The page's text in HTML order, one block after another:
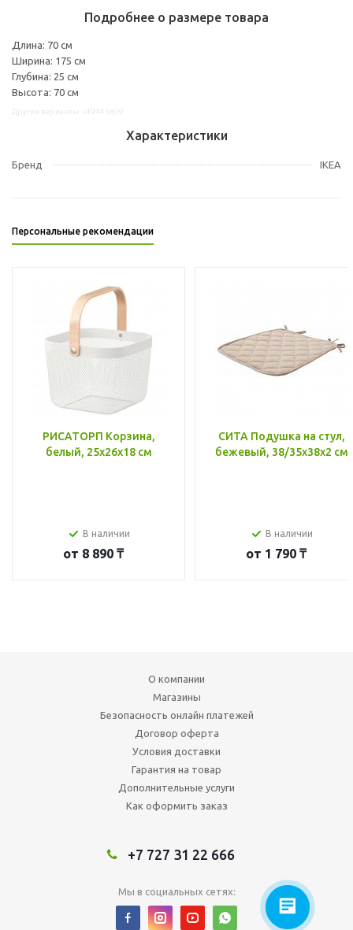
Подробнее о размере товара
Длина: 70 см
Ширина: 175 см
Глубина: 25 см
Высота: 70 см
Характеристики
Бренд IKEA
Персональные рекомендации
РИСАТОРП Корзина,
белый, 25x26x18 см
В наличии
от 8 890 ₸
СИТА Подушка на стул,
бежевый, 38/35x38x2 см
В наличии
от 1 790 ₸
О компании
Магазины
Безопасность онлайн платежей
Договор оферта
Условия доставки
Гарантия на товар
Дополнительные услуги
Как оформить заказ
+7 727 31 22 666
Мы в социальных сетях: